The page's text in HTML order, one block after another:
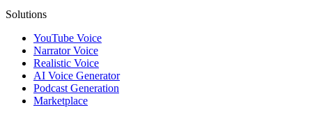
Solutions
YouTube Voice
Narrator Voice
Realistic Voice
AI Voice Generator
Podcast Generation
Marketplace